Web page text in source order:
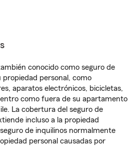
conocido como seguro de
personal, como
aparatos electrónicos, bicicletas,
como fuera de su apartamento
La cobertura del seguro de
incluso a la propiedad
de inquilinos normalmente
personal causadas por